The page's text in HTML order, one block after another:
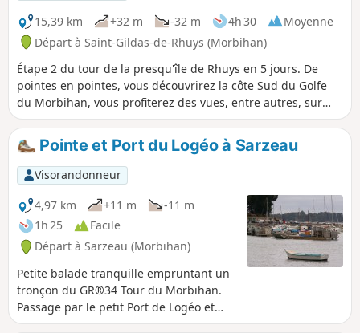
15,39 km
+32 m -32 m 4h 30
Moyenne
Départ à Saint-Gildas-de-Rhuys (Morbihan)
Étape 2 du tour de la presqu'île de Rhuys en 5 jours. De
pointes en pointes, vous découvrirez la côte Sud du Golfe
du Morbihan, vous profiterez des vues, entre autres, sur
l'Île aux Moines, l'Île d'Ars et l'entrée du golfe, en traversant
des villages typiques, et en découvrant le riche patrimoine
mégalithique.
Pointe et Port du Logéo à Sarzeau
Visorandonneur
4,97 km
+11 m
-11 m
1h 25
Facile
Départ à Sarzeau (Morbihan)
Petite balade tranquille empruntant un
tronçon du GR®34 Tour du Morbihan.
Passage par le petit Port de Logéo et
retour par des chemins intérieurs.